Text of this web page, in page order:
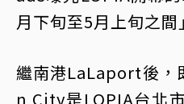
月下旬至5月上旬之間
繼南港LaLaport後，
n City是LOPIA台北